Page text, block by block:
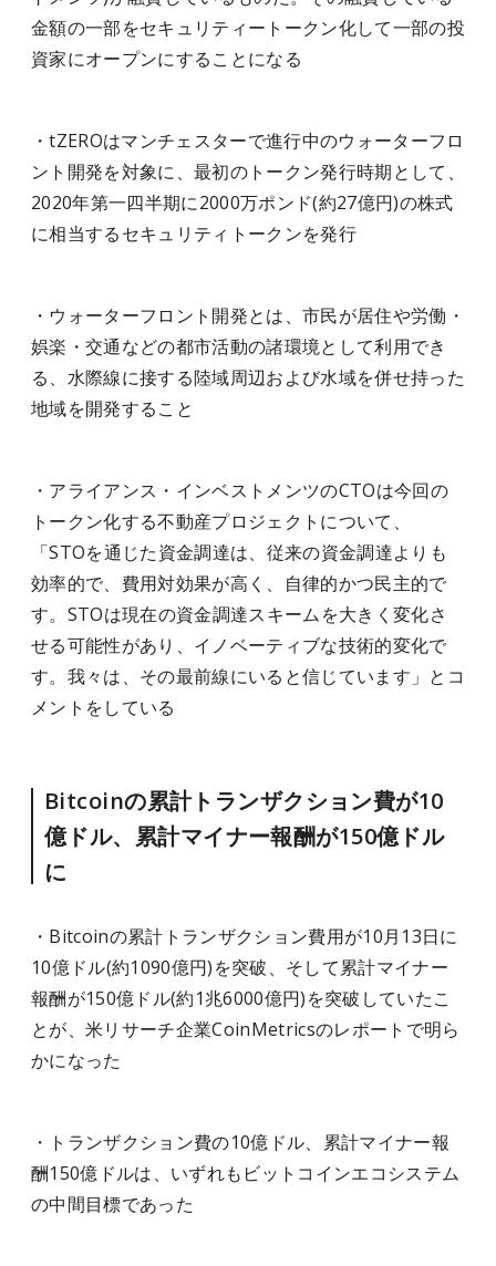
金額の一部をセキュリティートークン化して一部の投
資家にオープンにすることになる
・tZEROはマンチェスターで進行中のウォーターフロ
ント開発を対象に、最初のトークン発行時期として、
2020年第一四半期に2000万ポンド(約27億円)の株式
に相当するセキュリティトークンを発行
・ウォーターフロント開発とは、市民が居住や労働・
娯楽・交通などの都市活動の諸環境として利用でき
る、水際線に接する陸域周辺および水域を併せ持った
地域を開発すること
・アライアンス・インベストメンツのCTOは今回の
トークン化する不動産プロジェクトについて、
「STOを通じた資金調達は、従来の資金調達よりも
効率的で、費用対効果が高く、自律的かつ民主的で
す。STOは現在の資金調達スキームを大きく変化さ
せる可能性があり、イノベーティブな技術的変化で
す。我々は、その最前線にいると信じています」とコ
メントをしている
Bitcoinの累計トランザクション費が10
億ドル、累計マイナー報酬が150億ドル
に
・Bitcoinの累計トランザクション費用が10月13日に
10億ドル(約1090億円)を突破、そして累計マイナー
報酬が150億ドル(約1兆6000億円)を突破していたこ
とが、米リサーチ企業CoinMetricsのレポートで明ら
かになった
・トランザクション費の10億ドル、累計マイナー報
酬150億ドルは、いずれもビットコインエコシステム
の中間目標であった